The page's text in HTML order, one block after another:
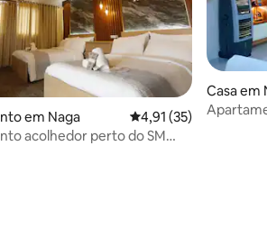
em Naga Classificação média
4,91 (35)
acolhedor perto do SM
Casa em